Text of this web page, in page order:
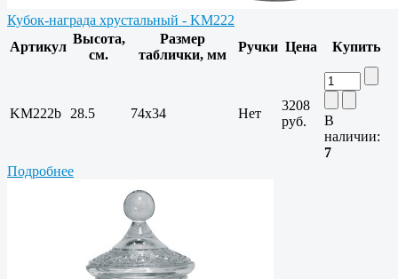
Кубок-награда хрустальный - KM222
Артикул
Высота,
см.
Размер
таблички, мм
Ручки Цена Купить
KM222b 28.5 74x34 Нет
3208
руб.
В
наличии:
7
Подробнее